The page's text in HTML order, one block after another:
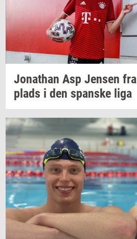
Jo­nat­han Asp Jen­sen fra
plads i den span­ske liga